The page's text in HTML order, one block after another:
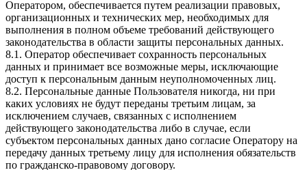
Оператором, обеспечивается путем реализации правовых,
организационных и технических мер, необходимых для
выполнения в полном объеме требований действующего
законодательства в области защиты персональных данных.
8.1. Оператор обеспечивает сохранность персональных
данных и принимает все возможные меры, исключающие
доступ к персональным данным неуполномоченных лиц.
8.2. Персональные данные Пользователя никогда, ни при
каких условиях не будут переданы третьим лицам, за
исключением случаев, связанных с исполнением
действующего законодательства либо в случае, если
субъектом персональных данных дано согласие Оператору на
передачу данных третьему лицу для исполнения обязательств
по гражданско-правовому договору.